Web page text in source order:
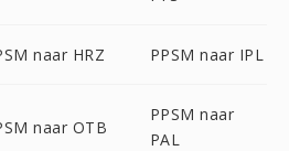
naar HRZ PPSM naar IPL
naar OTB
PPSM naar
PAL